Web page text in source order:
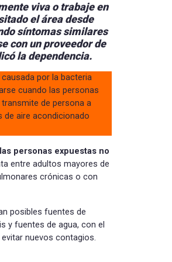
viva o trabaje en
el área desde
síntomas similares
con un proveedor de
la dependencia.
por la bacteria
cuando las personas
de persona a
de aire acondicionado
personas expuestas no
entre adultos mayores de
crónicas o con
posibles fuentes de
y fuentes de agua, con el
nuevos contagios.